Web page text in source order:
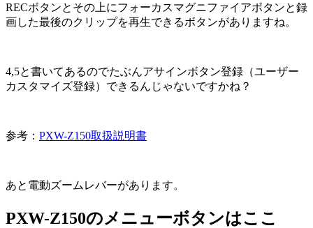
RECボタンとその上にフォーカスマグニファイアボタンと録
画した最後のクリップを再生できるボタンがありますね。
4,5と書いてあるのでたぶんアサインボタン登録（ユーザー
カスタマイズ登録）できるんじゃないですかね？
参考： PXW-Z150取扱説明書
あと電動ズームレバーがあります。
PXW-Z150のメニューボタンはここ